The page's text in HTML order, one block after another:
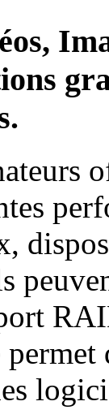
permet